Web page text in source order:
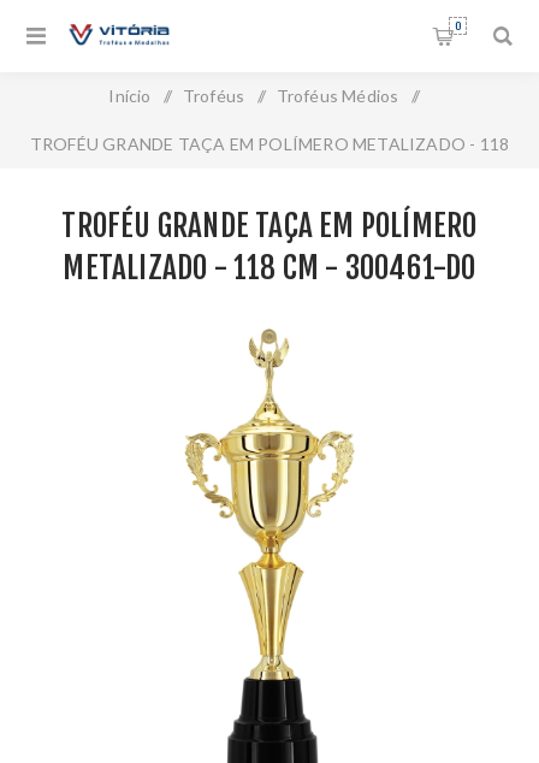
0
Início / Troféus / Troféus Médios /
TROFÉU GRANDE TAÇA EM POLÍMERO METALIZADO - 118
TROFÉU GRANDE TAÇA EM POLÍMERO
METALIZADO - 118 CM - 300461-DO